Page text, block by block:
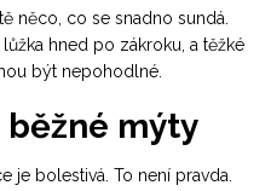
něco, co se snadno sundá.
hned po zákroku, a těžké
být nepohodlné.
běžné mýty
je bolestivá. To není pravda.